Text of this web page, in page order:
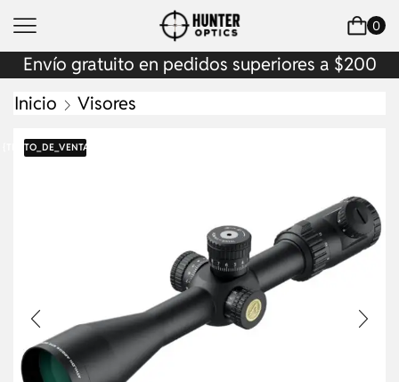
0
Envío gratuito en pedidos superiores a $200
Inicio
Visores
{TEXTO_DE_VENTA}